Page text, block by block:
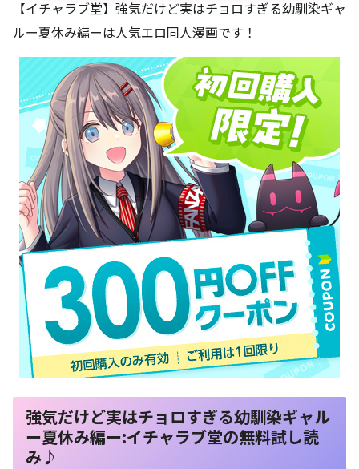
【イチャラブ堂】強気だけど実はチョロすぎる幼馴染ギャ
ルー夏休み編ーは人気エロ同人漫画です！
強気だけど実はチョロすぎる幼馴染ギャル
ー夏休み編ー:イチャラブ堂の無料試し読
み♪